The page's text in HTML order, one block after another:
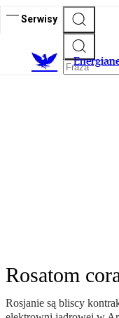
Serwisy
E
Rosatom
Rosjanie są bliscy